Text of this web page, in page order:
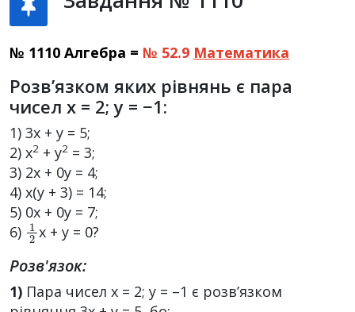
№ 1110 Алгебра = № 52.9 Математика
Розв’язком яких рівнянь є пара
чисел x = 2; y = −1:
1) 3x + y = 5;
2) x2 + y2 = 3;
3) 2x + 0y = 4;
4) x(y + 3) = 14;
5) 0x + 0y = 7;
6) 12x + y = 0?
Розв'язок:
1) Пара чисел х = 2; у = –1 є розв’язком